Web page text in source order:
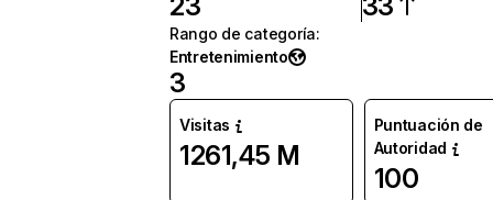
Rango de categoría:
Entretenimiento
3
Visitas
1261,45 M
Puntuación de
Autoridad
100